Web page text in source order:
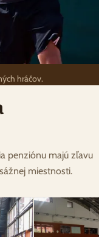
hráčov.
penziónu majú zľavu
miestnosti.